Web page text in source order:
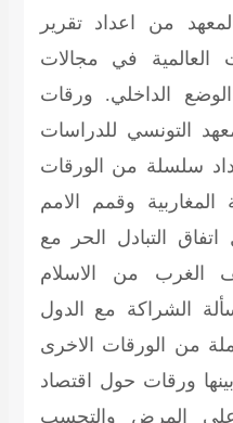
من اعداد تقرير
في مجالات
الداخلي. ورقات
التونسي للدراسات
سلسلة من الورقات
المغاربية وقمم الامم
التبادل الحر مع
الغرب من الاسلام
الشراكة مع الدول
من الورقات الاخرى
ورقات حول اقتصاد
على المرض والتحسب